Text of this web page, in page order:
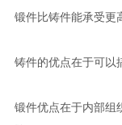
锻件比铸件能承受更
铸件的优点在于可以
锻件优点在于内部组